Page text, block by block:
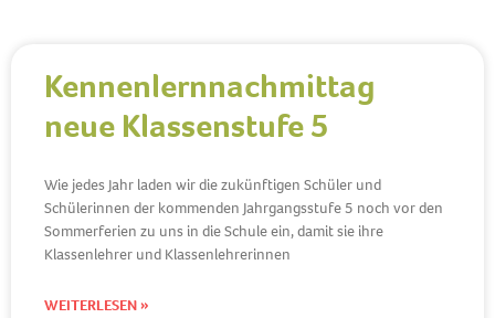
Kennenlernnachmittag
neue Klassenstufe 5
Wie jedes Jahr laden wir die zukünftigen Schüler und
Schülerinnen der kommenden Jahrgangsstufe 5 noch vor den
Sommerferien zu uns in die Schule ein, damit sie ihre
Klassenlehrer und Klassenlehrerinnen
WEITERLESEN »